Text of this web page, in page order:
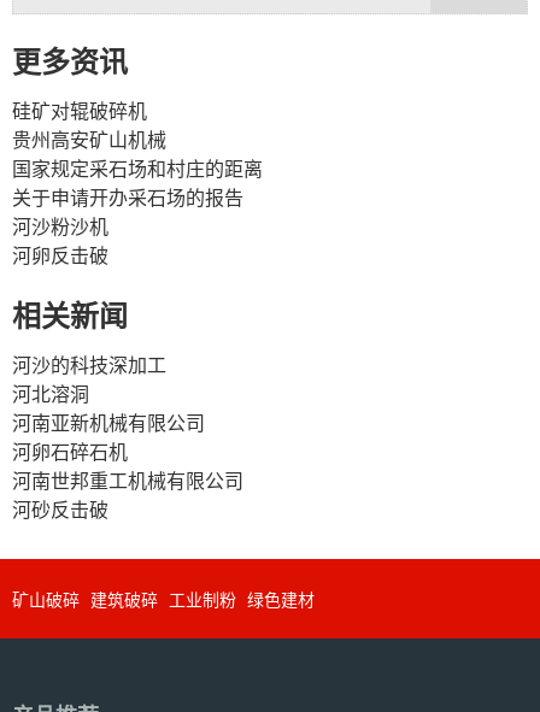
更多资讯
硅矿对辊破碎机
贵州高安矿山机械
国家规定采石场和村庄的距离
关于申请开办采石场的报告
河沙粉沙机
河卵反击破
相关新闻
河沙的科技深加工
河北溶洞
河南亚新机械有限公司
河卵石碎石机
河南世邦重工机械有限公司
河砂反击破
矿山破碎 建筑破碎 工业制粉 绿色建材